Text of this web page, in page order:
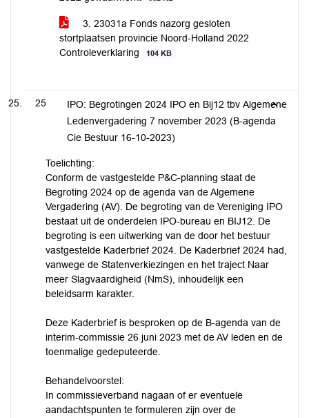
3. 23031a Fonds nazorg gesloten
stortplaatsen provincie Noord-Holland 2022
Controleverklaring
104 KB
25
IPO: Begrotingen 2024 IPO en Bij12 tbv Algemene
Ledenvergadering 7 november 2023 (B-agenda
Cie Bestuur 16-10-2023)
Toelichting:
Conform de vastgestelde P&C-planning staat de
Begroting 2024 op de agenda van de Algemene
Vergadering (AV). De begroting van de Vereniging IPO
bestaat uit de onderdelen IPO-bureau en BIJ12. De
begroting is een uitwerking van de door het bestuur
vastgestelde Kaderbrief 2024. De Kaderbrief 2024 had,
vanwege de Statenverkiezingen en het traject Naar
meer Slagvaardigheid (NmS), inhoudelijk een
beleidsarm karakter.
Deze Kaderbrief is besproken op de B-agenda van de
interim-commissie 26 juni 2023 met de AV leden en de
toenmalige gedeputeerde.
Behandelvoorstel:
In commissieverband nagaan of er eventuele
aandachtspunten te formuleren zijn over de